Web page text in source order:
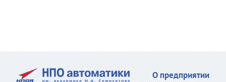
О предприятии